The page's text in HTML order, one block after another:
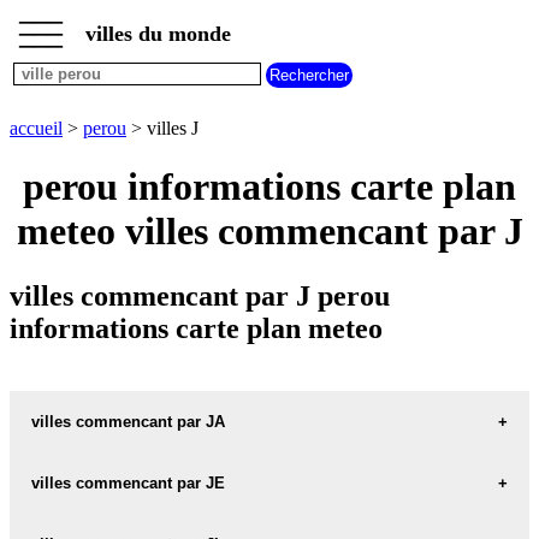
accueil
villes
perou
commencant
par
E F
I J K L M
N
O
P Q R S T
U
___
___ villes du monde
accueil > perou > villes J
perou informations carte plan
meteo villes commencant par J
villes commencant par J perou
informations carte plan meteo
villes commencant par JA
JAEN carte informations meteo
villes commencant par JE